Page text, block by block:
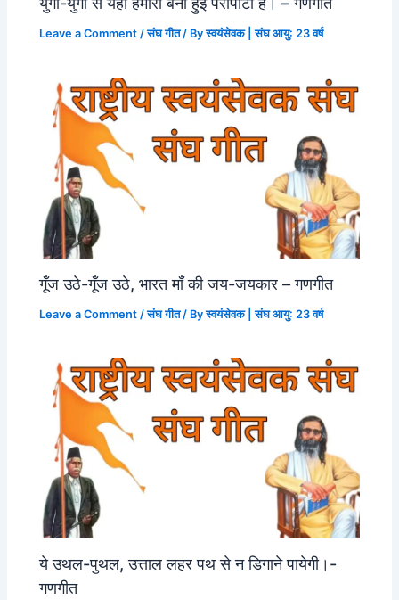
Leave a Comment /संघ गीत/ Byस्वयंसेवक | संघ आयु: 23 वर्ष
गूँज उठे-गूँज उठे, भारत माँ की जय-जयकार – गणगीत
Leave a Comment /संघ गीत/ Byस्वयंसेवक | संघ आयु: 23 वर्ष
ये उथल-पुथल, उत्ताल लहर पथ से न डिगाने पायेगी।-
गणगीत